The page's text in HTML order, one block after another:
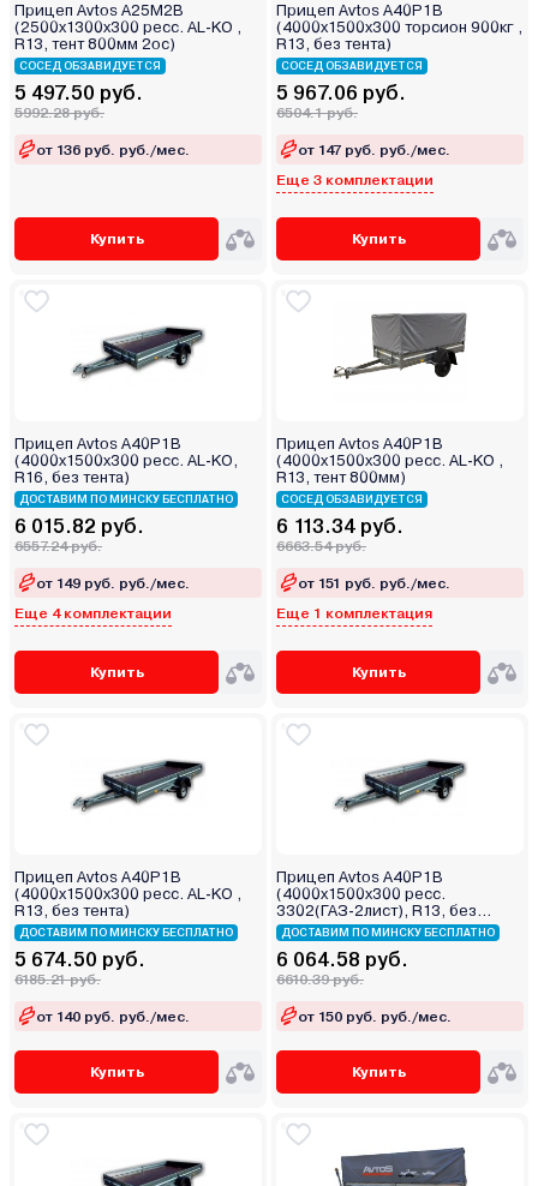
Прицеп Avtos А25М2В
(2500х1300х300 ресс. AL-KO ,
R13, тент 800мм 2ос)
СОСЕД ОБЗАВИДУЕТСЯ
5 497.50 руб.
5992.28 руб.
от 136 руб. руб./мес.
Купить
Прицеп Avtos A40P1B
(4000х1500х300 торсион 900кг ,
R13, без тента)
СОСЕД ОБЗАВИДУЕТСЯ
5 967.06 руб.
6504.1 руб.
от 147 руб. руб./мес.
Еще 3 комплектации
Купить
Прицеп Avtos A40P1B
(4000х1500х300 ресс. AL-KO,
R16, без тента)
ДОСТАВИМ ПО МИНСКУ БЕСПЛАТНО
6 015.82 руб.
6557.24 руб.
от 149 руб. руб./мес.
Еще 4 комплектации
Купить
Прицеп Avtos A40P1B
(4000х1500х300 ресс. AL-KO ,
R13, тент 800мм)
СОСЕД ОБЗАВИДУЕТСЯ
6 113.34 руб.
6663.54 руб.
от 151 руб. руб./мес.
Еще 1 комплектация
Купить
Прицеп Avtos A40P1B
(4000х1500х300 ресс. AL-KO ,
R13, без тента)
ДОСТАВИМ ПО МИНСКУ БЕСПЛАТНО
5 674.50 руб.
6185.21 руб.
от 140 руб. руб./мес.
Купить
Прицеп Avtos A40P1B
(4000х1500х300 ресс.
3302(ГАЗ-2лист), R13, без
тента)
ДОСТАВИМ ПО МИНСКУ БЕСПЛАТНО
6 064.58 руб.
6610.39 руб.
от 150 руб. руб./мес.
Купить